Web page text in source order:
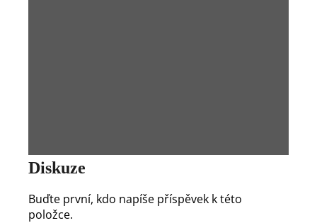
Diskuze
Buďte první, kdo napíše příspěvek k této
položce.